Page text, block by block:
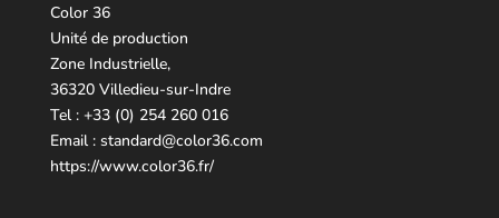
Color 36
Unité de production
Zone Industrielle,
36320 Villedieu-sur-Indre
Tel : +33 (0) 254 260 016
Email : standard@color36.com
https://www.color36.fr/